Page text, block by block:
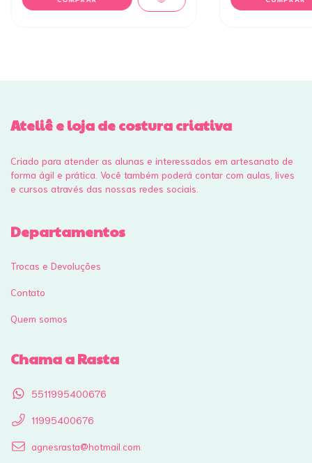
Ateliê e loja de costura criativa
Criado para atender as alunas e interessados em artesanato de
forma ágil e prática. Você também poderá contar com aulas, lives
e cursos através das nossas redes sociais.
Departamentos
Trocas e Devoluções
Contato
Quem somos
Chama a Rasta
5511995400676
11995400676
agnesrasta@hotmail.com